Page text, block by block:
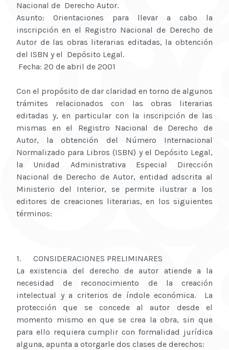
Nacional de Derecho Autor.
Asunto: Orientaciones para llevar a cabo la
inscripción en el Registro Nacional de Derecho de
Autor de las obras literarias editadas, la obtención
del ISBN y el Depósito Legal.
Fecha: 20 de abril de 2001
Con el propósito de dar claridad en torno de algunos
trámites relacionados con las obras literarias
editadas y, en particular con la inscripción de las
mismas en el Registro Nacional de Derecho de
Autor, la obtención del Número Internacional
Normalizado para Libros (ISBN) y el Depósito Legal,
la Unidad Administrativa Especial Dirección
Nacional de Derecho de Autor, entidad adscrita al
Ministerio del Interior, se permite ilustrar a los
editores de creaciones literarias, en los siguientes
términos:
1. CONSIDERACIONES PRELIMINARES
La existencia del derecho de autor atiende a la
necesidad de reconocimiento de la creación
intelectual y a criterios de índole económica. La
protección que se concede al autor desde el
momento mismo en que se crea la obra, sin que
para ello requiera cumplir con formalidad jurídica
alguna, apunta a otorgarle dos clases de derechos: